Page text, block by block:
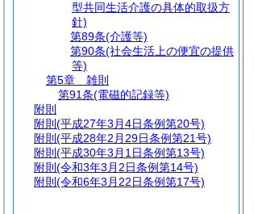
型共同生活介護の具体的取扱方
針)
第89条(介護等)
第90条(社会生活上の便宜の提供
等)
第5章
雑則
第91条(電磁的記録等)
附則
附則 (平成27年3月4日条例第20号)
附則 (平成28年2月29日条例第21号)
附則 (平成30年3月1日条例第13号)
附則 (令和3年3月2日条例第14号)
附則 (令和6年3月22日条例第17号)